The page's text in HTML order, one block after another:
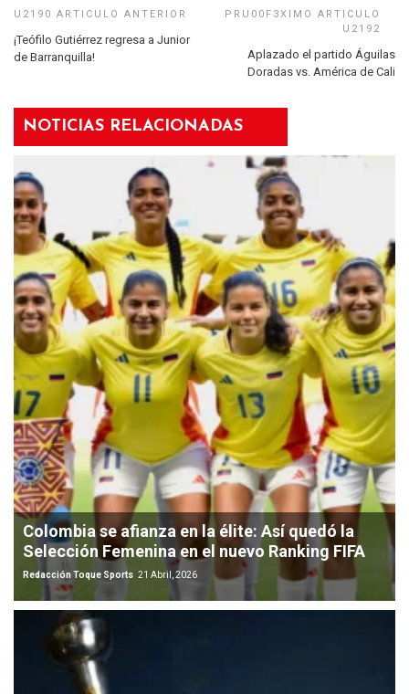
¡Teófilo Gutiérrez regresa a Junior
de Barranquilla!
Aplazado el partido Águilas
Doradas vs. América de Cali
NOTICIAS RELACIONADAS
Colombia se afianza en la élite: Así quedó la
Selección Femenina en el nuevo Ranking FIFA
Redacción Toque Sports 21 Abril, 2026